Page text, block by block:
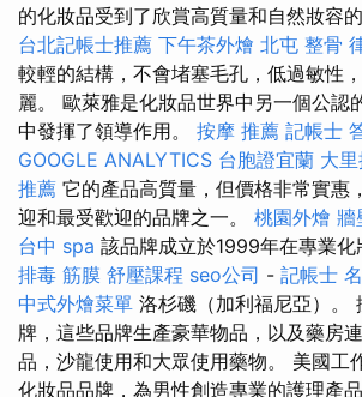
的化妝品受到了欣賞高質量和自然妝容
台北記帳士推薦 下午茶外燴 北屯 整骨
較輕的結構，不會堵塞毛孔，低過敏性
麗。 歐萊雅是化妝品世界中另一個公認
中發揮了領導作用。 按摩 推薦 記帳士
GOOGLE ANALYTICS 台胞證宜蘭 大
推薦 它的產品高質量，但價格非常實惠
迎和最受歡迎的品牌之一。 桃園外燴 牆
台中 spa 該品牌成立於1999年在專業化
排毒 筋膜 舒壓課程 seo公司 - 記帳士
中式外燴菜單 洛杉磯（加利福尼亞）。
牌，這些品牌生產豪華物品，以及藥房
品，沙龍使用和大眾使用藥物。 美國工
化妝品品牌，為男性創造專業的護理產